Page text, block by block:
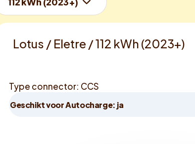
Lotus / Eletre / 112 kWh (2023+)
Type connector: CCS
Geschikt voor Autocharge: ja